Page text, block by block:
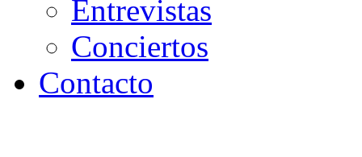
Entrevistas
Conciertos
Contacto